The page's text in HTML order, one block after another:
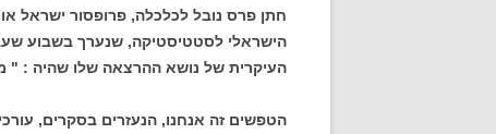
חתן פרס נובל לכלכלה, פרופסור ישראל
הישראלי לסטטיסטיקה, שנערך בשבוע
העיקרית של נושא ההרצאה שלו שהיה : "
הטפשים זה אנחנו, הנעזרים בסקרים,